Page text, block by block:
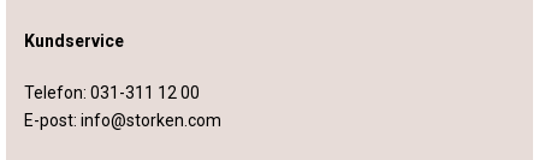
Kundservice
Telefon: 031-311 12 00
E-post: info@storken.com